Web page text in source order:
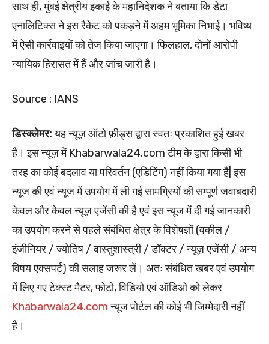
साथ ही, मुंबई क्षेत्रीय इकाई के महानिदेशक ने बताया कि डेटा
एनालिटिक्स ने इस रैकेट को पकड़ने में अहम भूमिका निभाई। भविष्य
में ऐसी कार्रवाइयों को तेज किया जाएगा। फिलहाल, दोनों आरोपी
न्यायिक हिरासत में हैं और जांच जारी है।
Source : IANS
डिस्क्लेमर:यह न्यूज़ ऑटो फ़ीड्स द्वारा स्वतः प्रकाशित हुई खबर
है। इस न्यूज़ में Khabarwala24.com टीम के द्वारा किसी भी
तरह का कोई बदलाव या परिवर्तन (एडिटिंग) नहीं किया गया है| इस
न्यूज की एवं न्यूज में उपयोग में ली गई सामग्रियों की सम्पूर्ण जवाबदारी
केवल और केवल न्यूज़ एजेंसी की है एवं इस न्यूज में दी गई जानकारी
का उपयोग करने से पहले संबंधित क्षेत्र के विशेषज्ञों (वकील /
इंजीनियर / ज्योतिष / वास्तुशास्त्री / डॉक्टर / न्यूज़ एजेंसी / अन्य
विषय एक्सपर्ट) की सलाह जरूर लें। अतः संबंधित खबर एवं उपयोग
में लिए गए टेक्स्ट मैटर, फोटो, विडियो एवं ऑडिओ को लेकर
Khabarwala24.comन्यूज पोर्टल की कोई भी जिम्मेदारी नहीं
है।